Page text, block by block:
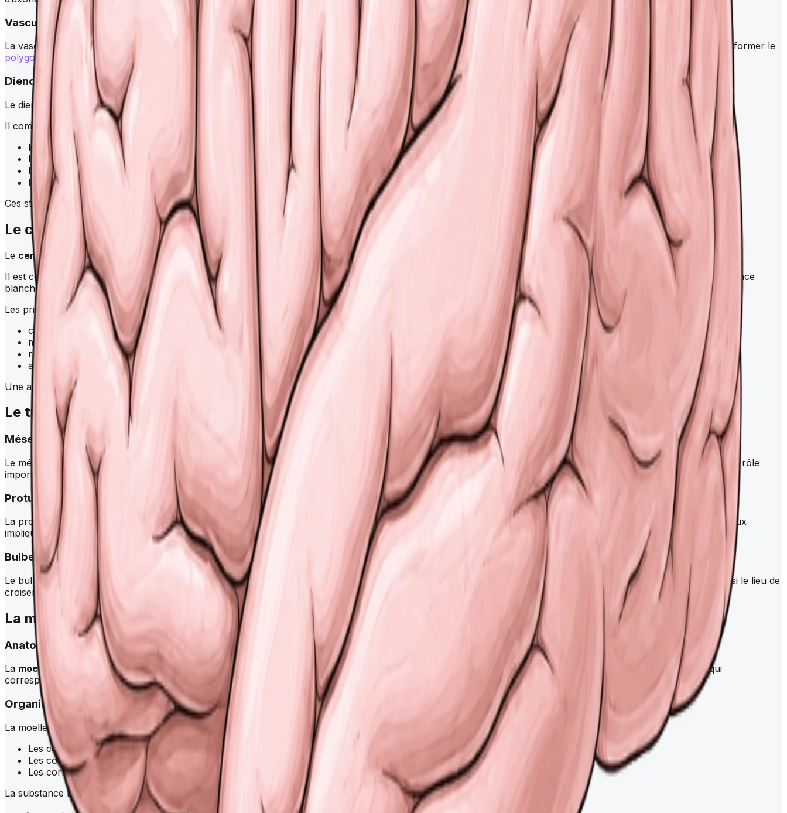
Vascularisation du
La vascularisation du artères carotides internes et les artères vertébrales. Ces vaisseaux s'anastomosent à la base du cerveau
pour former le
polygone de Willis
, un cercle artériel qui garantit une irrigation de secours en cas d'occlusion d'un des troncs principaux.
Diencéphale
Le diencéphale est une structure médiane située sous les hémisphères.
Il comprend :
le thalamus, relais sensitif majeur
l’
hypothalamus , centre de régulation de l’homéostasie et du
l’épithalamus et la glande pinéale
le sous-thalamus et le métathalamus
Ces structures jouent un rôle essentiel dans la régulation des fonctions végétatives, hormonales et sensorielles.
Le cervelet
Le cervelet est situé à l’arrière dutronc cérébral
. Il est relié à ce dernier par trois paires de pédoncules cérébelleux.
Il est composé de deux hémisphères et d’une partie centrale appelée vermis. Le cortex cérébelleux est constitué de substance grise, en surface, tandis que la substance
blanche forme l’arbor vitae en profondeur.
Les principales fonctions du cervelet
coordination des mouvements
maintien de l’équilibre
régulation du tonus musculaire
ajustement de la motricité fine
Une atteinte ducervelet entraîne des ataxies, des troubles de l’équilibre et une dysmétrie des mouvements.
Le tronc cérébral
Mésencéphale
Le mésencéphale est la partie supérieure du tronc cérébral . Il contient les noyaux de plusieurs nerfs crâniens et participe aux voies sensitives et motrices. Il joue un rôle
important dans la régulation de la vigilance et des réflexes visuels et auditifs.
Protubérance (pont)
La protubérance est située entre le mésencéphale et le bulbe. Elle assure la connexion entre le
et les hémisphères cérébraux. Elle contient aussi des noyaux
impliqués dans la respiration et la motricité.
Bulbe rachidien
Le bulbe, ou moelle allongée, est la partie inférieure du
. Il contient les centres vitaux du contrôle de la respiration et du rythme cardiaque. Il est aussi le lieu de
croisement des voies motrices (décussation pyramidale).
La moelle épinière
Anatomie générale
La moelle épinière
est située dans le canal rachidien. Chez l’adulte, elle s’étend de C1 jusqu’à L2 environ. Elle présente deux renflements, cervical et lombaire, qui
correspondent aux zones d’émergence des
plexus brachial et lombaire.
Organisation interne
La moelle présente une structure en H de substance grise centrale, entourée de substance blanche.
Les cornes postérieures reçoivent les informations sensitives.
Les cornes antérieures contiennent les motoneurones.
Les cornes latérales (dans certaines régions) contiennent des neurones végétatifs.
La substance blanche est organisée en cordons. Elle contient les voies ascendantes (sensitives) et descendantes (motrices).